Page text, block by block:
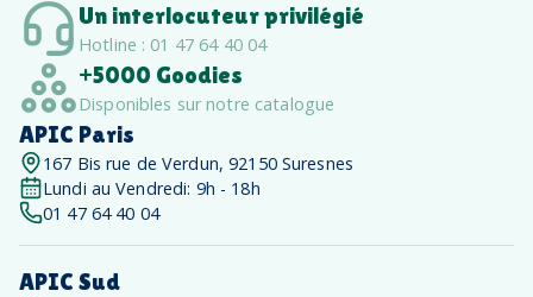
Un interlocuteur privilégié
Hotline : 01 47 64 40 04
+5000 Goodies
Disponibles sur notre catalogue
APIC Paris
167 Bis rue de Verdun, 92150 Suresnes
Lundi au Vendredi: 9h - 18h
01 47 64 40 04
APIC Sud